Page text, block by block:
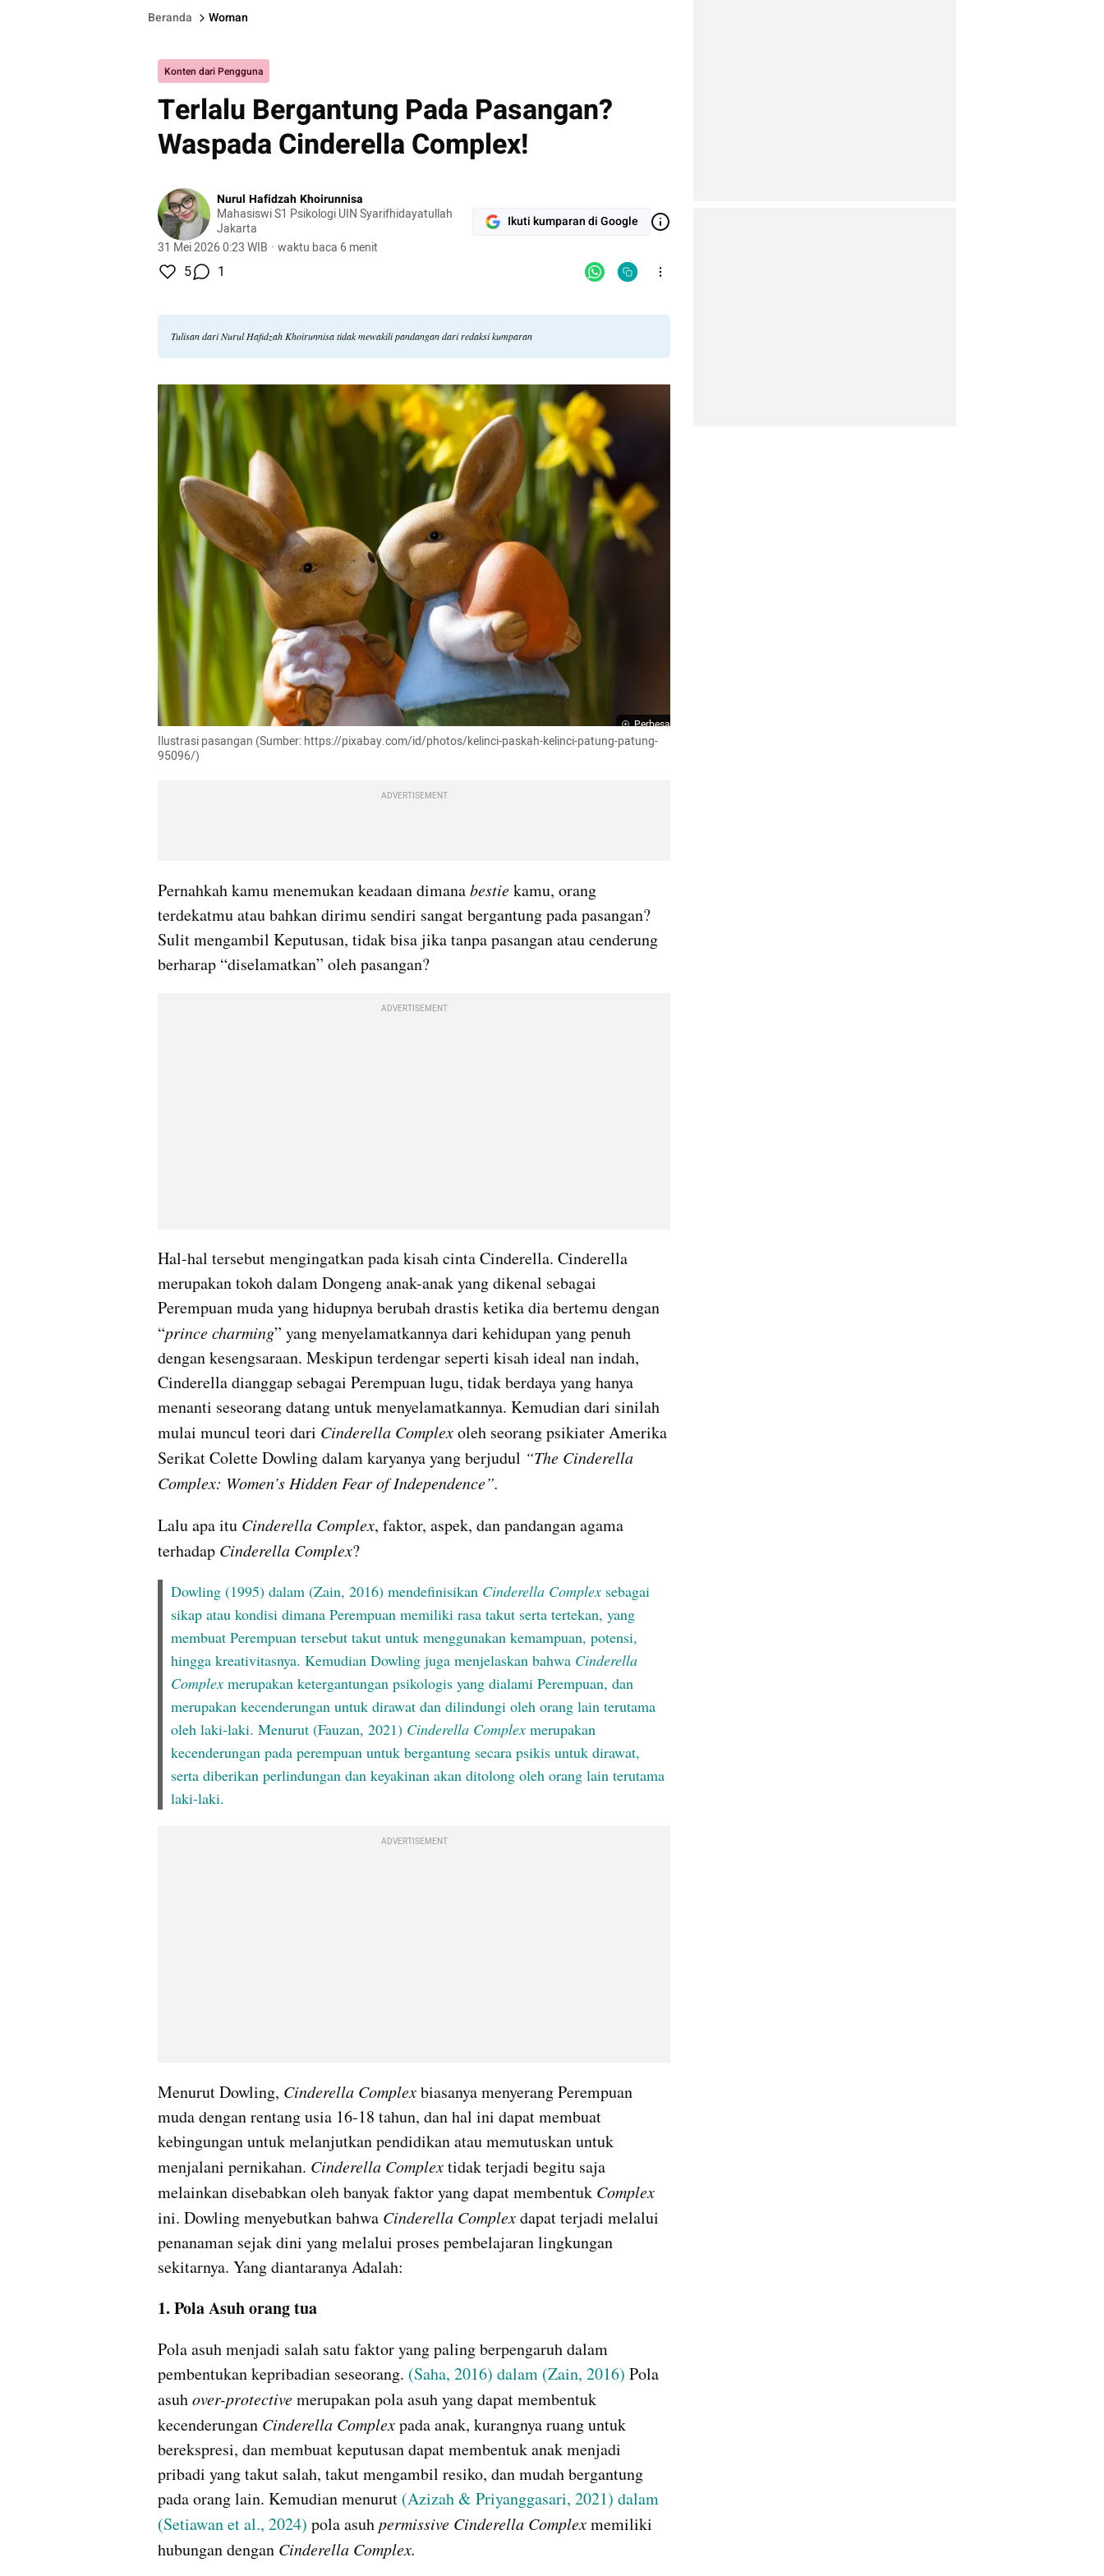
Beranda Woman
Konten dari Pengguna
Terlalu Bergantung Pada Pasangan?
Waspada Cinderella Complex!
Nurul Hafidzah Khoirunnisa
Mahasiswi S1 Psikologi UIN Syarifhidayatullah
Jakarta
31 Mei 2026 0:23 WIB · waktu baca 6 menit
Ikuti kumparan di Google
5 1
Tulisan dari Nurul Hafidzah Khoirunnisa tidak mewakili pandangan dari redaksi kumparan
Perbesar
Ilustrasi pasangan (Sumber: https://pixabay.com/id/photos/kelinci-paskah-kelinci-patung-patung-
95096/)
ADVERTISEMENT
Pernahkah kamu menemukan keadaan dimana bestie kamu, orang
terdekatmu atau bahkan dirimu sendiri sangat bergantung pada pasangan?
Sulit mengambil Keputusan, tidak bisa jika tanpa pasangan atau cenderung
berharap “diselamatkan” oleh pasangan?
ADVERTISEMENT
Hal-hal tersebut mengingatkan pada kisah cinta Cinderella. Cinderella
merupakan tokoh dalam Dongeng anak-anak yang dikenal sebagai
Perempuan muda yang hidupnya berubah drastis ketika dia bertemu dengan
“prince charming” yang menyelamatkannya dari kehidupan yang penuh
dengan kesengsaraan. Meskipun terdengar seperti kisah ideal nan indah,
Cinderella dianggap sebagai Perempuan lugu, tidak berdaya yang hanya
menanti seseorang datang untuk menyelamatkannya. Kemudian dari sinilah
mulai muncul teori dari Cinderella Complex oleh seorang psikiater Amerika
Serikat Colette Dowling dalam karyanya yang berjudul “The Cinderella
Complex: Women’s Hidden Fear of Independence”.
Lalu apa itu Cinderella Complex, faktor, aspek, dan pandangan agama
terhadap Cinderella Complex?
Dowling (1995) dalam (Zain, 2016) mendefinisikan Cinderella Complex sebagai
sikap atau kondisi dimana Perempuan memiliki rasa takut serta tertekan, yang
membuat Perempuan tersebut takut untuk menggunakan kemampuan, potensi,
hingga kreativitasnya. Kemudian Dowling juga menjelaskan bahwa Cinderella
Complex merupakan ketergantungan psikologis yang dialami Perempuan, dan
merupakan kecenderungan untuk dirawat dan dilindungi oleh orang lain terutama
oleh laki-laki. Menurut (Fauzan, 2021) Cinderella Complex merupakan
kecenderungan pada perempuan untuk bergantung secara psikis untuk dirawat,
serta diberikan perlindungan dan keyakinan akan ditolong oleh orang lain terutama
laki-laki.
ADVERTISEMENT
Menurut Dowling, Cinderella Complex biasanya menyerang Perempuan
muda dengan rentang usia 16-18 tahun, dan hal ini dapat membuat
kebingungan untuk melanjutkan pendidikan atau memutuskan untuk
menjalani pernikahan. Cinderella Complex tidak terjadi begitu saja
melainkan disebabkan oleh banyak faktor yang dapat membentuk
ini. Dowling menyebutkan bahwa Cinderella Complex dapat terjadi melalui
penanaman sejak dini yang melalui proses pembelajaran lingkungan
sekitarnya. Yang diantaranya Adalah:
1. Pola Asuh orang tua
Pola asuh menjadi salah satu faktor yang paling berpengaruh dalam
pembentukan kepribadian seseorang. (Saha, 2016) dalam (Zain, 2016) Pola
asuh over-protective merupakan pola asuh yang dapat membentuk
kecenderungan Cinderella Complex pada anak, kurangnya ruang untuk
berekspresi, dan membuat keputusan dapat membentuk anak menjadi
pribadi yang takut salah, takut mengambil resiko, dan mudah bergantung
pada orang lain. Kemudian menurut (Azizah & Priyanggasari, 2021) dalam
(Setiawan et al., 2024) pola asuh permissive Cinderella Complex memiliki
hubungan dengan Cinderella Complex.